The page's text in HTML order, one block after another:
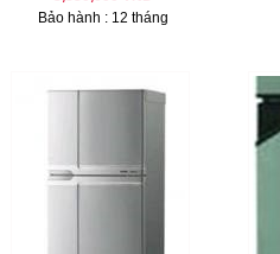
Bảo hành : 12 tháng